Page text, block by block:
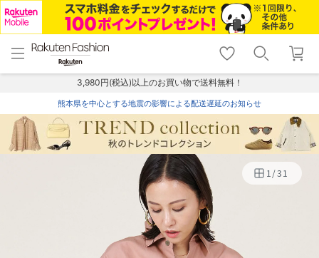
menu home
トップ
shopping_cart lock_outline
ログイン
3,980円(税込)以上のお買い物で送料無料！
熊本県を中心とする地震の影響による配送遅延のお知らせ
1/31